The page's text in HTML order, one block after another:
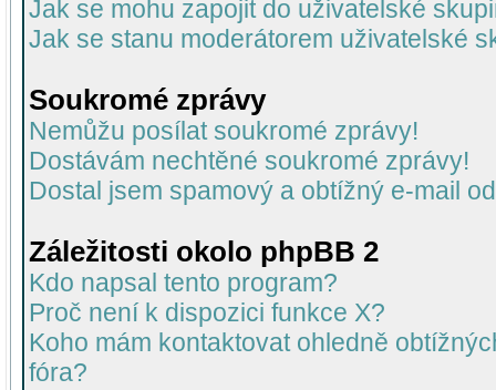
Jak se mohu zapojit do uživatelské
Jak se stanu moderátorem uživatelské
Soukromé zprávy
Nemůžu posílat soukromé zprávy!
Dostávám nechtěné soukromé zprávy!
Dostal jsem spamový a obtížný e-mail
Záležitosti okolo phpBB 2
Kdo napsal tento program?
Proč není k dispozici funkce X?
Koho mám kontaktovat ohledně
fóra?